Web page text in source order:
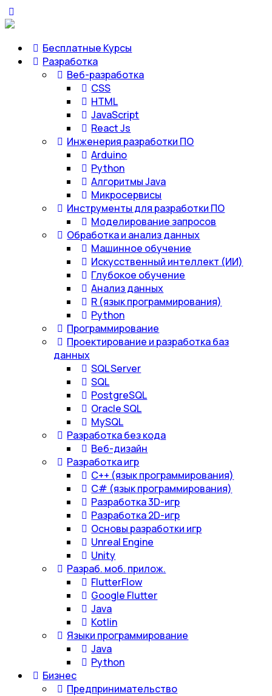
Бесплатные Курсы
Разработка
Веб-разработка
CSS
HTML
JavaScript
React Js
Инженерия разработки ПО
Arduino
Python
Алгоритмы Java
Микросервисы
Инструменты для разработки ПО
Моделирование запросов
Обработка и анализ данных
Машинное обучение
Искусственный интеллект (ИИ)
Глубокое обучение
Анализ данных
R (язык программирования)
Python
Программирование
Проектирование и разработка баз
данных
SQL Server
SQL
PostgreSQL
Oracle SQL
MySQL
Разработка без кода
Веб-дизайн
Разработка игр
С++ (язык программирования)
С# (язык программирования)
Разработка 3D-игр
Разработка 2D-игр
Основы разработки игр
Unreal Engine
Unity
Разраб. моб. прилож.
FlutterFlow
Google Flutter
Java
Kotlin
Языки программирование
Java
Python
Бизнес
Предпринимательство